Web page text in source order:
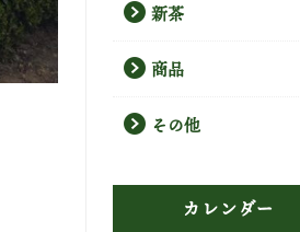
新茶
商品
その他
カレンダー